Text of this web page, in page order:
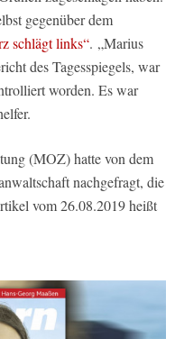
gegenüber dem
schlägt links“. „Marius
des Tagesspiegels, war
worden. Es war
(MOZ) hatte von dem
nachgefragt, die
vom 26.08.2019 heißt